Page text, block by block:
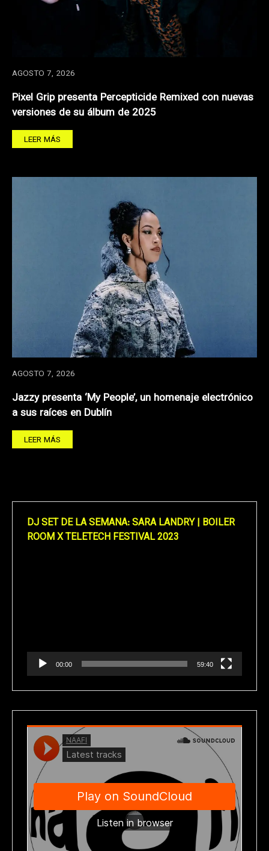
AGOSTO 7, 2026
Pixel Grip presenta Percepticide Remixed con nuevas
versiones de su álbum de 2025
LEER MÁS
AGOSTO 7, 2026
Jazzy presenta ‘My People’, un homenaje electrónico
a sus raíces en Dublín
LEER MÁS
DJ SET DE LA SEMANA: SARA LANDRY | BOILER
ROOM X TELETECH FESTIVAL 2023
00:00 59:40